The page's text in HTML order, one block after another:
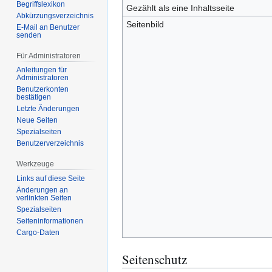
Gezählt als eine Inhaltsseite
Seitenbild
Seitenschutz
Begriffslexikon
Abkürzungsverzeichnis
E-Mail an Benutzer
senden
Für Administratoren
Anleitungen für
Administratoren
Benutzerkonten
bestätigen
Letzte Änderungen
Neue Seiten
Spezialseiten
Benutzerverzeichnis
Werkzeuge
Links auf diese Seite
Änderungen an
verlinkten Seiten
Spezialseiten
Seiten­­informationen
Cargo-Daten